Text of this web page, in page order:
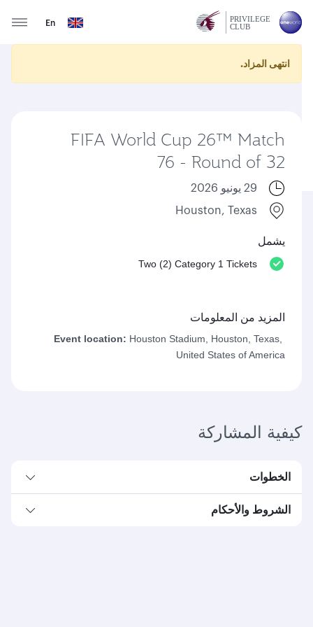
En
انتهى المزاد.
FIFA World Cup 26™ Match
76 - Round of 32
29 يونيو 2026
Houston, Texas
يشمل
Two (2) Category 1 Tickets
المزيد من المعلومات
Event location: Houston Stadium, Houston, Texas,
United States of America
كيفية المشاركة
الخطوات
الشروط والأحكام